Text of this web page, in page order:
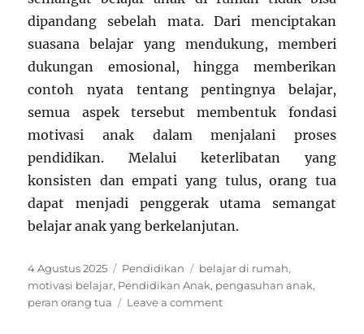
dipandang sebelah mata. Dari menciptakan
suasana belajar yang mendukung, memberi
dukungan emosional, hingga memberikan
contoh nyata tentang pentingnya belajar,
semua aspek tersebut membentuk fondasi
motivasi anak dalam menjalani proses
pendidikan. Melalui keterlibatan yang
konsisten dan empati yang tulus, orang tua
dapat menjadi penggerak utama semangat
belajar anak yang berkelanjutan.
Posted
on
4 Agustus 2025 Categories
Pendidikan Tags
belajar di rumah,
motivasi belajar, Pendidikan Anak, pengasuhan anak,
peran orang tua
Leave a commenton